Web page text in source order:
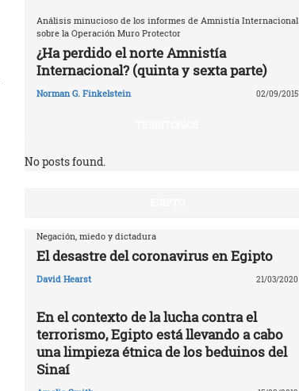
Análisis minucioso de los informes de Amnistía Internacional
sobre la Operación Muro Protector
¿Ha perdido el norte Amnistía
Internacional? (quinta y sexta parte)
Norman G. Finkelstein 02/09/2015
No posts found.
Negación, miedo y dictadura
El desastre del coronavirus en Egipto
David Hearst 21/03/2020
En el contexto de la lucha contra el
terrorismo, Egipto está llevando a cabo
una limpieza étnica de los beduinos del
Sinaí